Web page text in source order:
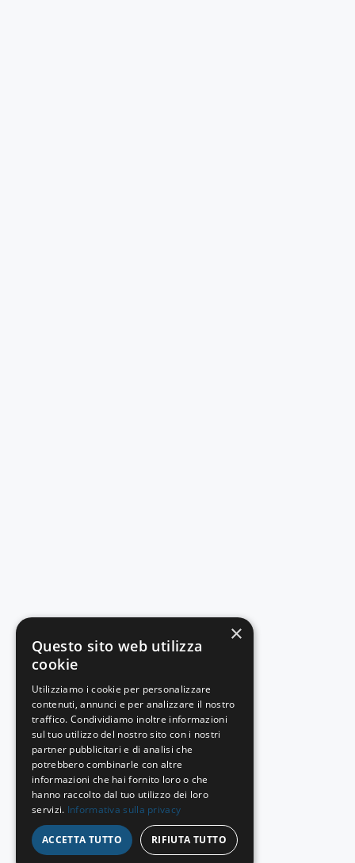
×
Questo sito web utilizza
cookie
Utilizziamo i cookie per personalizzare
contenuti, annunci e per analizzare il nostro
traffico. Condividiamo inoltre informazioni
sul tuo utilizzo del nostro sito con i nostri
partner pubblicitari e di analisi che
potrebbero combinarle con altre
informazioni che hai fornito loro o che
hanno raccolto dal tuo utilizzo dei loro
servizi. Informativa sulla privacy
ACCETTA TUTTO RIFIUTA TUTTO